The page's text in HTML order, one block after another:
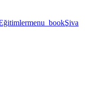
menu_bookŞiva